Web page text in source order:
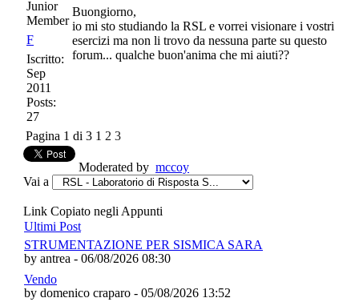
Junior
Member
F
Iscritto:
Sep
2011
Posts:
27
Buongiorno,
io mi sto studiando la RSL e vorrei visionare i vostri
esercizi ma non li trovo da nessuna parte su questo
forum... qualche buon'anima che mi aiuti??
Pagina 1 di 3 1 2 3
Moderated by mccoy
Vai a
Link Copiato negli Appunti
Ultimi Post
STRUMENTAZIONE PER SISMICA SARA
by antrea - 06/08/2026 08:30
Vendo
by domenico craparo - 05/08/2026 13:52